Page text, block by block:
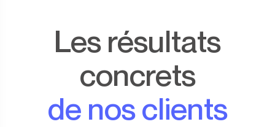
Les résultats
concrets
de nos clients